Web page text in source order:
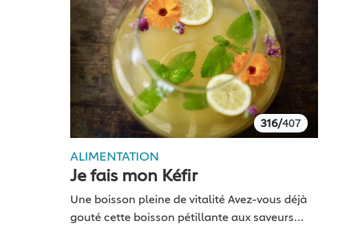
316/407
ALIMENTATION
Je fais mon Kéfir
Une boisson pleine de vitalité Avez-vous déjà
gouté cette boisson pétillante aux saveurs